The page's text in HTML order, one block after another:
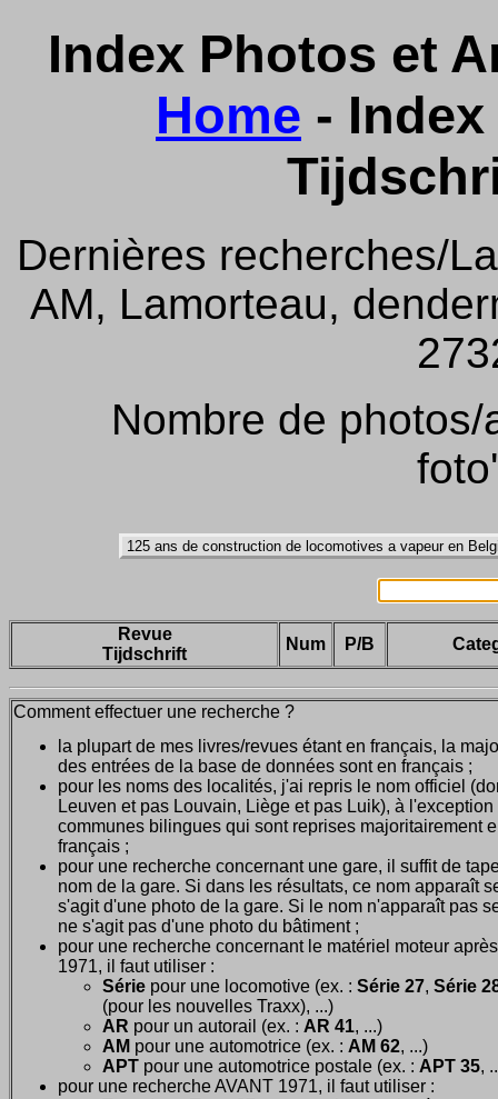
Index Photos et
Home -
Dernières recherches/
AM, Lamorteau,
Nombre de
Revue
Tijdschrift
Num P/B
Comment effectuer une recherche ?
la plupart de mes livres/revues étant en français, la
des entrées de la base de données sont en français ;
pour les noms des localités, j'ai repris le nom officiel
Leuven et pas Louvain, Liège et pas Luik), à l'exception
communes bilingues qui sont reprises majoritairement
français ;
pour une recherche concernant une gare, il suffit de
nom de la gare. Si dans les résultats, ce nom apparaît
s'agit d'une photo de la gare. Si le nom n'apparaît pas
ne s'agit pas d'une photo du bâtiment ;
pour une recherche concernant le matériel moteur après
1971, il faut utiliser :
Série pour une locomotive (ex. : Série 27, Série
(pour les nouvelles Traxx), ...)
AR pour un autorail (ex. : AR 41, ...)
AM pour une automotrice (ex. : AM 62, ...)
APT pour une automotrice postale (ex. : APT 35,
pour une recherche AVANT 1971, il faut utiliser :